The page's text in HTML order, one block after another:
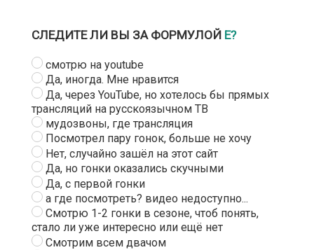
СЛЕДИТЕ ЛИ ВЫ ЗА ФОРМУЛОЙ Е?
смотрю на youtube
Да, иногда. Мне нравится
Да, через YouTube, но хотелось бы прямых
трансляций на русскоязычном ТВ
мудозвоны, где трансляция
Посмотрел пару гонок, больше не хочу
Нет, случайно зашёл на этот сайт
Да, но гонки оказались скучными
Да, с первой гонки
а где посмотреть? видео недоступно...
Смотрю 1-2 гонки в сезоне, чтоб понять,
стало ли уже интересно или ещё нет
Смотрим всем двачом